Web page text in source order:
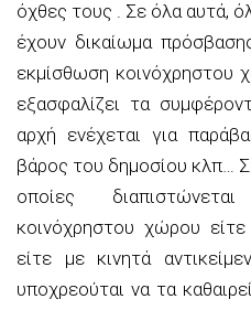
όχθες τους . Σε όλα αυτά,
έχουν δικαίωμα
εκμίσθωση κοινόχρηστου
εξασφαλίζει τα
αρχή ενέχεται για
βάρος του δημοσίου κλπ…
οποίες
κοινόχρηστου χώρου
είτε με κινητά
υποχρεούται να τα